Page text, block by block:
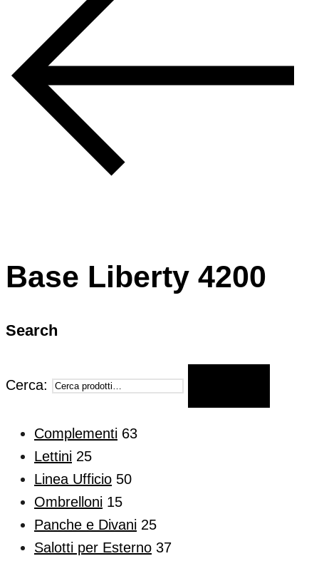
Base Liberty 4200
Search
Cerca:
Complementi 63
Lettini 25
Linea Ufficio 50
Ombrelloni 15
Panche e Divani 25
Salotti per Esterno 37